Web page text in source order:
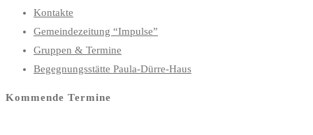
Kontakte
Gemeindezeitung “Impulse”
Gruppen & Termine
Begegnungsstätte Paula-Dürre-Haus
Kommende Termine